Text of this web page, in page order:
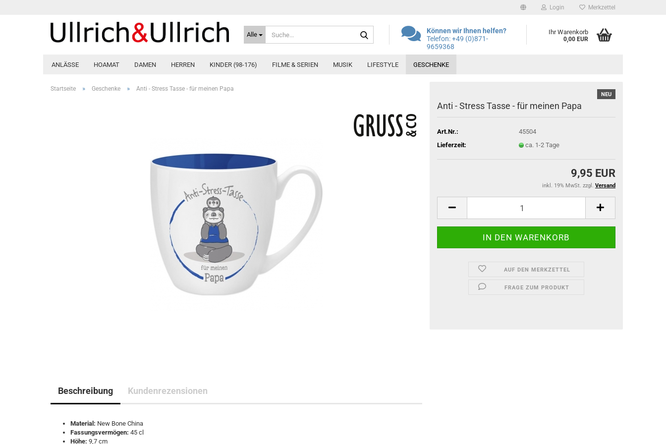
Login Merkzettel
Alle
Können wir Ihnen helfen?
Telefon: +49 (0)871-
9659368
Ihr Warenkorb
0,00 EUR
ANLÄSSE HOAMAT DAMEN HERREN KINDER (98-176) FILME & SERIEN MUSIK LIFESTYLE GESCHENKE
Startseite » Geschenke » Anti - Stress Tasse - für meinen Papa
NEU
Anti - Stress Tasse - für meinen Papa
Art.Nr.:
45504
Lieferzeit:
ca. 1-2 Tage
9,95 EUR
inkl. 19% MwSt. zzgl. Versand
AUF DEN MERKZETTEL
FRAGE ZUM PRODUKT
Beschreibung Kundenrezensionen
Material: New Bone China
Fassungsvermögen: 45 cl
Höhe: 9,7 cm